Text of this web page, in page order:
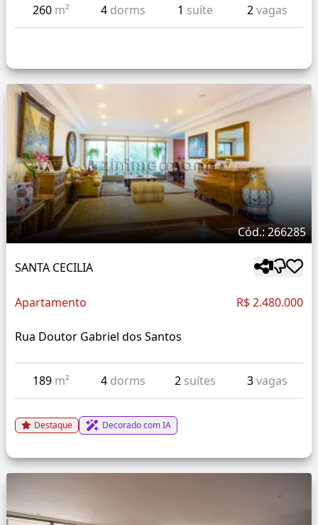
260 m² 4 dorms 1 suíte 2vagas
Cód.: 266285
SANTA CECILIA
Apartamento R$ 2.480.000
Rua Doutor Gabriel dos Santos
189 m² 4 dorms 2 suítes 3vagas
Destaque Decorado com IA